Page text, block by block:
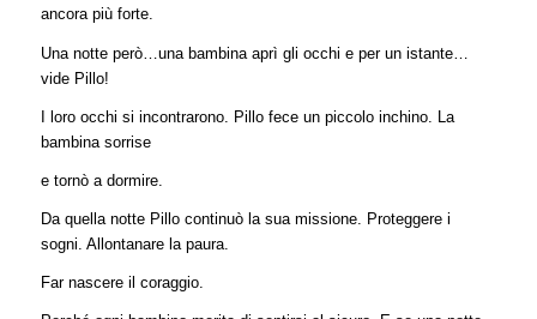
ancora più forte.
Una notte però…una bambina aprì gli occhi e per un istante…
vide Pillo!
I loro occhi si incontrarono. Pillo fece un piccolo inchino. La
bambina sorrise
e tornò a dormire.
Da quella notte Pillo continuò la sua missione. Proteggere i
sogni. Allontanare la paura.
Far nascere il coraggio.